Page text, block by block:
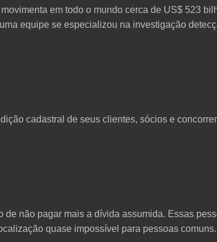
em todo o mundo cerca de US$ 523
equipe se especializou na investigação
cadastral de seus clientes, sócios e
não pagar mais a dívida assumida. Essas
quase impossível para pessoas comuns.